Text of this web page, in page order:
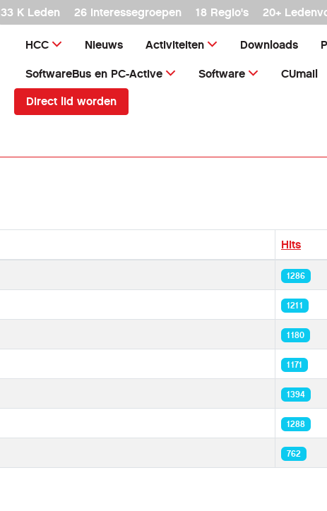
33 K Leden 26 interessegroepen 18 Regio's 20+
HCC Nieuws Activiteiten Downloads
SoftwareBus en PC-Active Software CUmail
Direct lid worden
Hits
1286
1211
1180
1171
1394
1288
762